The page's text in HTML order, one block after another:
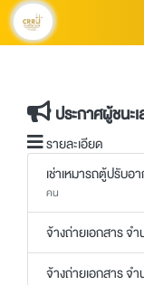
ประกาศผู้ชนะ
รายละเอียด
เช่าเหมารถตู้ปรับ
คน
จ้างถ่ายเอกสาร จ
จ้างถ่ายเอกสาร จ